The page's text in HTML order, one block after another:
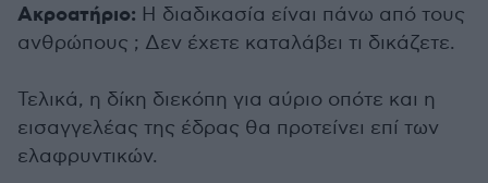
Ακροατήριο: Η διαδικασία είναι πάνω από τους
ανθρώπους ; Δεν έχετε καταλάβει τι δικάζετε.
Τελικά, η δίκη διεκόπη για αύριο οπότε και η
εισαγγελέας της έδρας θα προτείνει επί των
ελαφρυντικών.